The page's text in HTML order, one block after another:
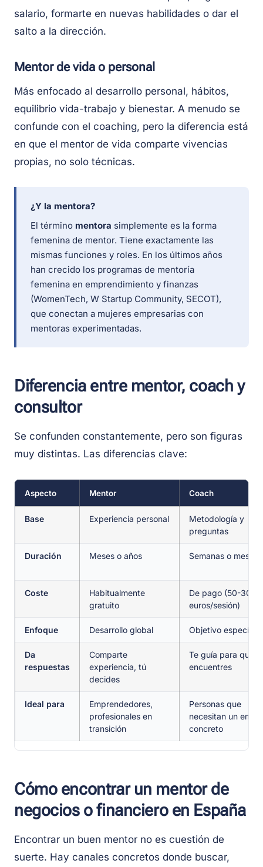
salario, formarte en nuevas habilidades o dar el
salto a la dirección.
Mentor de vida o personal
Más enfocado al desarrollo personal, hábitos,
equilibrio vida-trabajo y bienestar. A menudo se
confunde con el coaching, pero la diferencia está
en que el mentor de vida comparte vivencias
propias, no solo técnicas.
¿Y la mentora?
El término mentora simplemente es la forma
femenina de mentor. Tiene exactamente las
mismas funciones y roles. En los últimos años
han crecido los programas de mentoría
femenina en emprendimiento y finanzas
(WomenTech, W Startup Community, SECOT),
que conectan a mujeres empresarias con
mentoras experimentadas.
Diferencia entre mentor, coach y
consultor
Se confunden constantemente, pero son figuras
muy distintas. Las diferencias clave:
Aspecto Mentor Coach
Base Experiencia personal
Metodología y
preguntas
Duración Meses o años Semanas o meses
Coste
Habitualmente
gratuito
De pago (50-300
euros/sesión)
Enfoque Desarrollo global Objetivo específico
Da
respuestas
Comparte
experiencia, tú
decides
Te guía para que
encuentres
Ideal para
Emprendedores,
profesionales en
transición
Personas que
necesitan un
concreto
Cómo encontrar un mentor de
negocios o financiero en España
Encontrar un buen mentor no es cuestión de
suerte. Hay canales concretos donde buscar,